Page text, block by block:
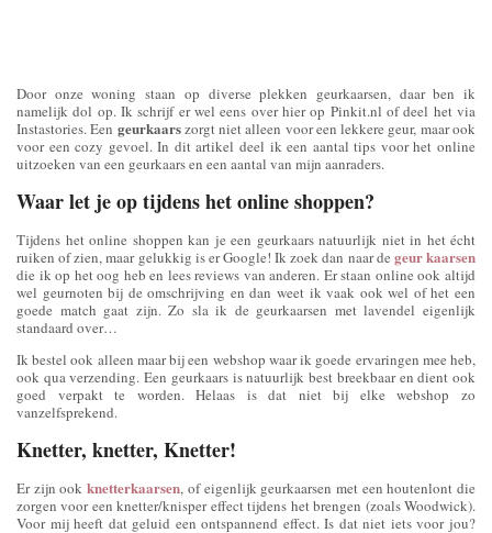
Door onze woning staan op diverse plekken geurkaarsen, daar ben ik
namelijk dol op. Ik schrijf er wel eens over hier op Pinkit.nl of deel het via
Instastories. Een geurkaarszorgt niet alleen voor een lekkere geur, maar ook
voor een cozy gevoel. In dit artikel deel ik een aantal tips voor het online
uitzoeken van een geurkaars en een aantal van mijn aanraders.
Waar let je op tijdens het online shoppen?
Tijdens het online shoppen kan je een geurkaars natuurlijk niet in het écht
ruiken of zien, maar gelukkig is er Google! Ik zoek dan naar de geur kaarsen
die ik op het oog heb en lees reviews van anderen. Er staan online ook altijd
wel geurnoten bij de omschrijving en dan weet ik vaak ook wel of het een
goede match gaat zijn. Zo sla ik de geurkaarsen met lavendel eigenlijk
standaard over…
Ik bestel ook alleen maar bij een webshop waar ik goede ervaringen mee heb,
ook qua verzending. Een geurkaars is natuurlijk best breekbaar en dient ook
goed verpakt te worden. Helaas is dat niet bij elke webshop zo
vanzelfsprekend.
Knetter, knetter, Knetter!
Er zijn ookknetterkaarsen, of eigenlijk geurkaarsen met een houtenlont die
zorgen voor een knetter/knisper effect tijdens het brengen (zoals Woodwick).
Voor mij heeft dat geluid een ontspannend effect. Is dat niet iets voor jou?